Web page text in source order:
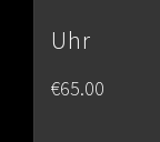
Uhr
€65.00